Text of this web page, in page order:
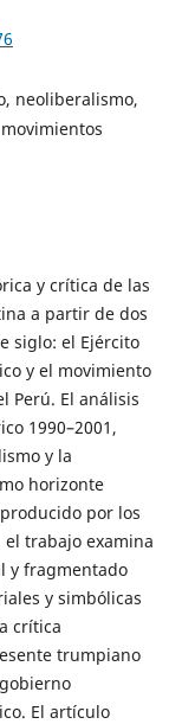
neoliberalismo,
y crítica de las
a partir de dos
siglo: el Ejército
y el movimiento
Perú. El análisis
1990–2001,
y la
horizonte
por los
trabajo examina
y fragmentado
y simbólicas
crítica
trumpiano
El artículo